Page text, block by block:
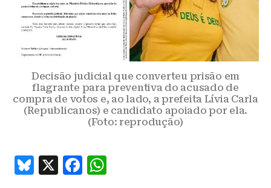
Decisão judicial que converteu prisão em
flagrante para preventiva do acusado de
compra de votos e, ao lado, a prefeita Lívia Carla
(Republicanos) e candidato apoiado por ela.
(Foto: reprodução)
B
X
F